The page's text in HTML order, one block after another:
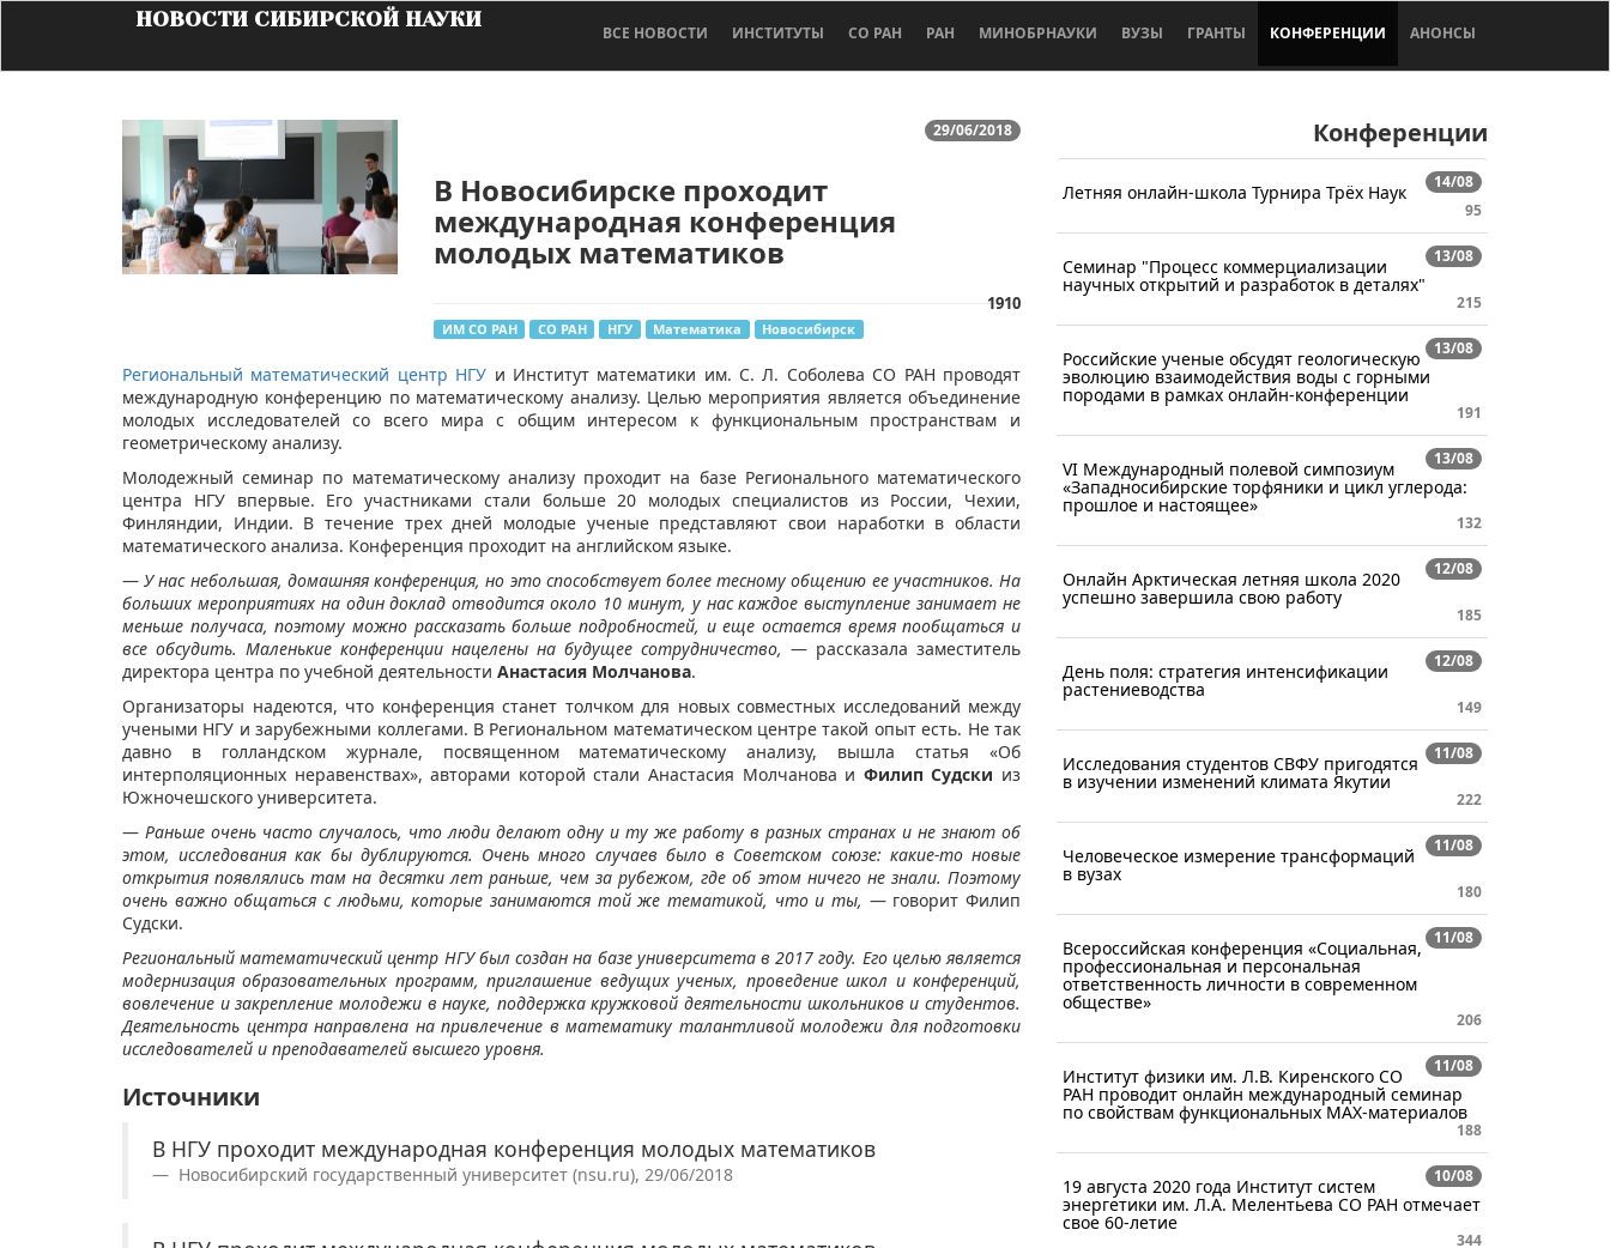
НОВОСТИ СИБИРСКОЙ НАУКИ
ВСЕ НОВОСТИ ИНСТИТУТЫ СО РАН РАН МИНОБРНАУКИ ВУЗЫ ГРАНТЫ КОНФЕРЕНЦИИ АНОНСЫ
29/06/2018
В Новосибирске проходит
международная конференция
молодых математиков
1910
ИМ СО РАН СО РАН НГУ Математика Новосибирск
Региональный математический центр НГУ и Институт математики им. С. Л. Соболева СО РАН проводят
международную конференцию по математическому анализу. Целью мероприятия является объединение
молодых исследователей со всего мира с общим интересом к функциональным пространствам и
геометрическому анализу.
Молодежный семинар по математическому анализу проходит на базе Регионального математического
центра НГУ впервые. Его участниками стали больше 20 молодых специалистов из России, Чехии,
Финляндии, Индии. В течение трех дней молодые ученые представляют свои наработки в области
математического анализа. Конференция проходит на английском языке.
—У нас небольшая, домашняя конференция, но это способствует более тесному общению ее участников. На
больших мероприятиях на один доклад отводится около 10 минут, у нас каждое выступление занимает не
меньше получаса, поэтому можно рассказать больше подробностей, и еще остается время пообщаться и
все обсудить. Маленькие конференции нацелены на будущее сотрудничество, — рассказала заместитель
директора центра по учебной деятельности Анастасия Молчанова.
Организаторы надеются, что конференция станет толчком для новых совместных исследований между
учеными НГУ и зарубежными коллегами. В Региональном математическом центре такой опыт есть. Не так
давно в голландском журнале, посвященном математическому анализу, вышла статья «Об
интерполяционных неравенствах», авторами которой стали Анастасия Молчанова и Филип Судски из
Южночешского университета.
— Раньше очень часто случалось, что люди делают одну и ту же работу в разных странах и не знают об
этом, исследования как бы дублируются. Очень много случаев было в Советском союзе: какие-то новые
открытия появлялись там на десятки лет раньше, чем за рубежом, где об этом ничего не знали. Поэтому
очень важно общаться с людьми, которые занимаются той же тематикой, что и ты, — говорит Филип
Судски.
Региональный математический центр НГУ был создан на базе университета в 2017 году. Его целью является
модернизация образовательных программ, приглашение ведущих ученых, проведение школ и конференций,
вовлечение и закрепление молодежи в науке, поддержка кружковой деятельности школьников и студентов.
Деятельность центра направлена на привлечение в математику талантливой молодежи для подготовки
исследователей и преподавателей высшего уровня.
Источники
В НГУ проходит международная конференция молодых математиков
Новосибирский государственный университет (nsu.ru), 29/06/2018
Конференции
14/08
Летняя онлайн-школа Турнира Трёх Наук
95
13/08
Семинар "Процесс коммерциализации
научных открытий и разработок в деталях"
215
13/08
Российские ученые обсудят геологическую
эволюцию взаимодействия воды с горными
породами в рамках онлайн-конференции
191
13/08
VI Международный полевой симпозиум
«Западносибирские торфяники и цикл углерода:
прошлое и настоящее»
132
12/08
Онлайн Арктическая летняя школа 2020
успешно завершила свою работу
185
12/08
День поля: стратегия интенсификации
растениеводства
149
11/08
Исследования студентов СВФУ пригодятся
в изучении изменений климата Якутии
222
11/08
Человеческое измерение трансформаций
в вузах
180
11/08
Всероссийская конференция «Социальная,
профессиональная и персональная
ответственность личности в современном
обществе»
206
11/08
Институт физики им. Л.В. Киренского СО
РАН проводит онлайн международный семинар
по свойствам функциональных MAX-материалов
188
10/08
19 августа 2020 года Институт систем
энергетики им. Л.А. Мелентьева СО РАН отмечает
свое 60-летие
344